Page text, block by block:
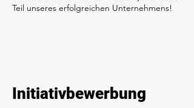
Teil unseres erfolgreichen Unternehmens!
Initiativbewerbung